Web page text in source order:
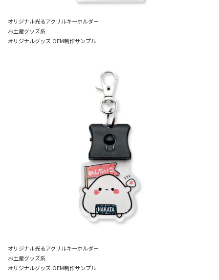
オリジナル光るアクリルキーホルダー
お土産グッズ系
オリジナルグッズ OEM制作サンプル
オリジナル光るアクリルキーホルダー
お土産グッズ系
オリジナルグッズ OEM制作サンプル